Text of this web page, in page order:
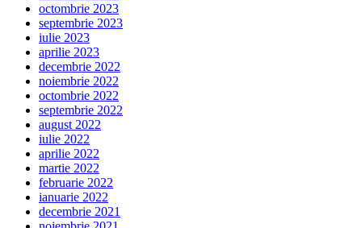
octombrie 2023
septembrie 2023
iulie 2023
aprilie 2023
decembrie 2022
noiembrie 2022
octombrie 2022
septembrie 2022
august 2022
iulie 2022
aprilie 2022
martie 2022
februarie 2022
ianuarie 2022
decembrie 2021